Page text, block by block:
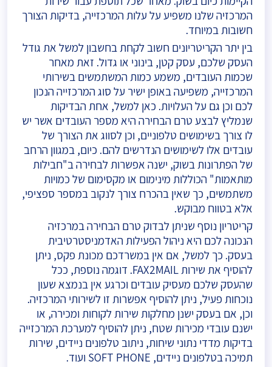
כמה תשלמו? 130-60 ₪ לחודש 300-200 ₪
יתרונות
התקנה פשוטה
ומהירה
ממשק נוח וקל
לתפעול
אין צורך ברכישת ציוד
קצה
חסכון בעלויות
שליטה בהוצאות
החודשיות
ביצוע
מקום
של שיחה
שירות
המרכזיה שלנו משפיע על עלות המרכזייה, בדיקות הצורך
חשובות במיוחד.
בין יתר הקריטריונים חשוב לקחת בחשבון למשל את גודל
העסק שלכם, עסק קטן, בינוני או גדול. זאת מאחר
שכמות העובדים, משמע כמות המשתמשים בשירותי
המרכזייה, משפיעה באופן ישיר על סוג המרכזייה הנכון
לכם וכן גם על העלויות. כאן למשל, אחת הבדיקות
שנמליץ לבצע טרם הבחירה היא מספר העובדים אשר יש
לו צורך בשימושים טלפוניים, וכן לסווג את הצורך של
עובדים אלו לשימושים הנדרשים להם. כיום, במגוון הרחב
של הפתרונות בשוק, ישנה אפשרות לבחירה ב"חבילות
מותאמות" הכוללות מינימום או מקסימום של כמויות
משתמשים, כך שאין בהכרח צורך לנקוב במספר ספציפי,
אלא בטווח מבוקש.
קריטריון נוסף שניתן לבדוק טרם הבחירה במרכזיה
הנכונה לכם היא ניהול הפעילות האדמניסטרטיבית
בעסק. כך למשל, אם אין במשרדכם מכונת פקס, ניתן
להוסיף את שירות FAX2MAIL. דוגמה נוספת, ככל
שהעסק שלכם מעסיק עובדים וכרגע אין בנמצא שעון
נוכחות פעיל, ניתן להוסיף אפשרות זו לשירותי המרכזיה.
וכן, אם בעסק ישנן מחלקות שירות לקוחות ומכירה, או
ישנם עובדי מכירות שטח, ניתן להוסיף למערכת המרכזייה
בדיקות מדדי נתוני שיחות, ניתוב טלפונים ניידים, שירות
תמיכה בטלפונים ניידים, SOFT PHONE ועוד.